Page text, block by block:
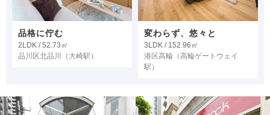
品格に佇む
2LDK / 52.73㎡
品川区北品川
（大崎駅）
変わらず、悠々と
3LDK / 152.96㎡
港区高輪 （高輪ゲートウェイ
駅）